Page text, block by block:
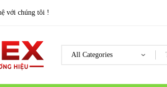
với chúng tôi !